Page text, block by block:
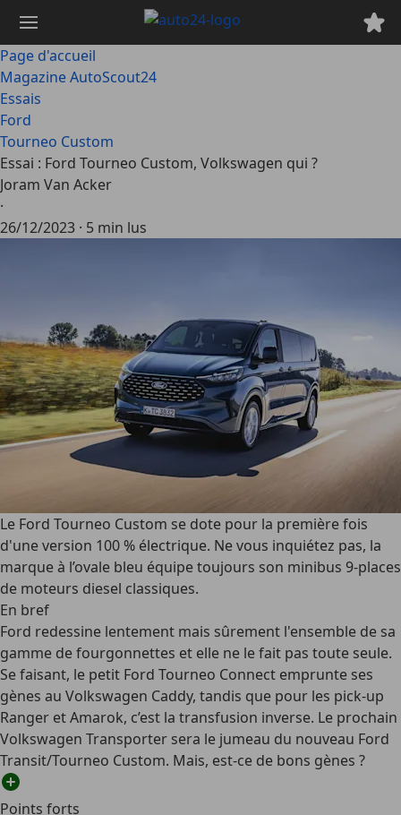
contenu
principal
Page d'accueil
Magazine AutoScout24
Essais
Ford
Tourneo Custom
Essai : Ford Tourneo Custom, Volkswagen qui ?
Joram Van Acker
·
26/12/2023 · 5 min lus
Le Ford Tourneo Custom se dote pour la première fois
d'une version 100 % électrique. Ne vous inquiétez pas, la
marque à l’ovale bleu équipe toujours son minibus 9-places
de moteurs diesel classiques.
En bref
Ford redessine lentement mais sûrement l'ensemble de sa
gamme de fourgonnettes et elle ne le fait pas toute seule.
Se faisant, le petit Ford Tourneo Connect emprunte ses
gènes au Volkswagen Caddy, tandis que pour les pick-up
Ranger et Amarok, c’est la transfusion inverse. Le prochain
Volkswagen Transporter sera le jumeau du nouveau Ford
Transit/Tourneo Custom. Mais, est-ce de bons gènes ?
Points forts